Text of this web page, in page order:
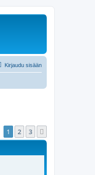
Kirjaudu sisään
1 2 3